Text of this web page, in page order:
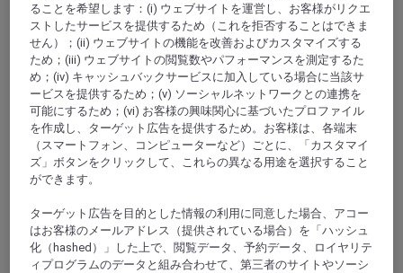
World
Europe
France
Nord-Pas-de-Calais
NORD
Douai
ることを希望します：(i) ウェブサイトを運営し、お客様がリクエ
ストしたサービスを提供するため（これを拒否することはできま
せん）；(ii) ウェブサイトの機能を改善およびカスタマイズする
ため；(iii) ウェブサイトの閲覧数やパフォーマンスを測定するた
め；(iv) キャッシュバックサービスに加入している場合に当該サ
ービスを提供するため；(v) ソーシャルネットワークとの連携を
可能にするため；(vi) お客様の興味関心に基づいたプロファイル
を作成し、ターゲット広告を提供するため。お客様は、各端末
（スマートフォン、コンピューターなど）ごとに、「カスタマイ
ズ」ボタンをクリックして、これらの異なる用途を選択すること
ができます。
ターゲット広告を目的とした情報の利用に同意した場合、アコー
はお客様のメールアドレス（提供されている場合）を「ハッシュ
化（hashed）」した上で、閲覧データ、予約データ、ロイヤリテ
ィプログラムのデータと組み合わせて、第三者のサイトやソーシ